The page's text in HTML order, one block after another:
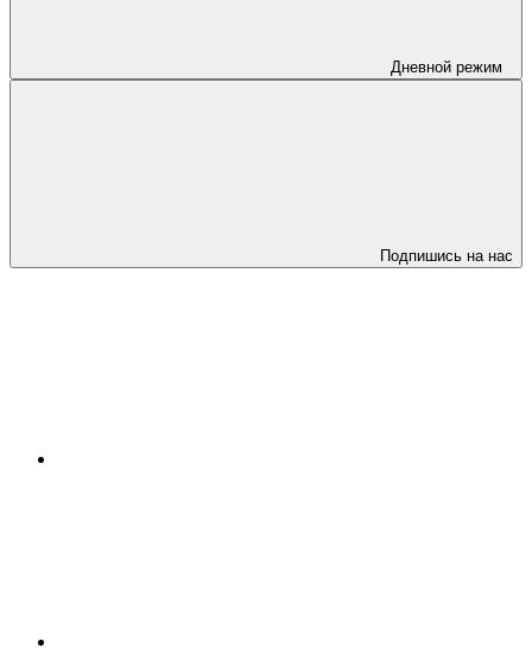
Дневной режим
Подпишись на нас